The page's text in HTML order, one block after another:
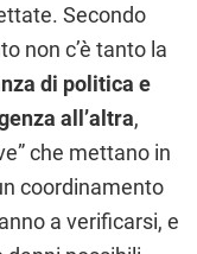
Secondo
non c’è tanto la
di politica e
all’altra,
che mettano in
coordinamento
a verificarsi, e